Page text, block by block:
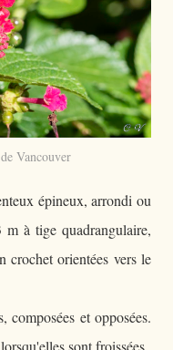
Vancouver
épineux, arrondi ou
à tige quadrangulaire,
crochet orientées vers le
composées et opposées.
sont froissées.